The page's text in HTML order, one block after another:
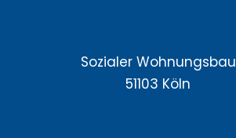
Sozialer Wohnungsbau
51103 Köln